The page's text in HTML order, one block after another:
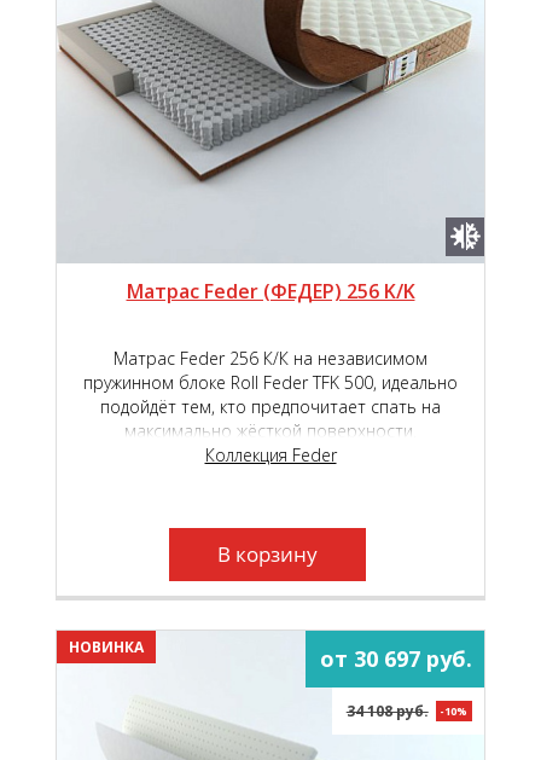
Матрас Feder (ФЕДЕР) 256 K/K
Матрас Feder 256 К/К на независимом
пружинном блоке Roll Feder TFK 500, идеально
подойдёт тем, кто предпочитает спать на
максимально жёсткой поверхности.
Коллекция Feder
В корзину
НОВИНКА от 30 697 руб.
34 108 руб. -10%